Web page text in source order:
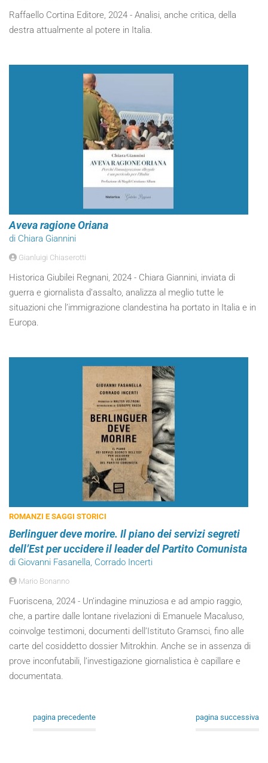
Raffaello Cortina Editore, 2024 - Analisi, anche critica, della
destra attualmente al potere in Italia.
Aveva ragione Oriana
di Chiara Giannini
Gianluigi Chiaserotti
Historica Giubilei Regnani, 2024 - Chiara Giannini, inviata di
guerra e giornalista d’assalto, analizza al meglio tutte le
situazioni che l’immigrazione clandestina ha portato in Italia e in
Europa.
ROMANZI E SAGGI STORICI
Berlinguer deve morire. Il piano dei servizi segreti
dell’Est per uccidere il leader del Partito Comunista
di Giovanni Fasanella, Corrado Incerti
Mario Bonanno
Fuoriscena, 2024 - Un’indagine minuziosa e ad ampio raggio,
che, a partire dalle lontane rivelazioni di Emanuele Macaluso,
coinvolge testimoni, documenti dell’Istituto Gramsci, fino alle
carte del cosiddetto dossier Mitrokhin. Anche se in assenza di
prove inconfutabili, l’investigazione giornalistica è capillare e
documentata.
pagina precedente pagina successiva